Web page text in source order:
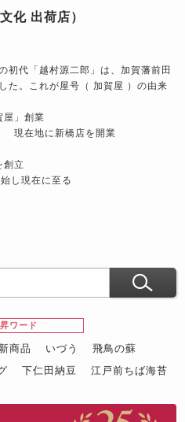
化 出荷店）
初代「越村源二郎」は、加賀藩前田
た。これが屋号（ 加賀屋 ）の由来
屋」創業
現在地に新橋店を開業
立
し現在に至る
ワード
新商品 いづう
飛鳥の蘇
下仁田納豆
江戸前ちば海苔